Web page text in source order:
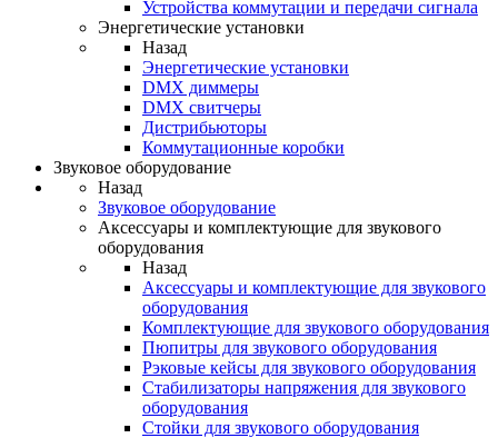
Устройства коммутации и передачи сигнала
Энергетические установки
Назад
Энергетические установки
DMX диммеры
DMX свитчеры
Дистрибьюторы
Коммутационные коробки
Звуковое оборудование
Назад
Звуковое оборудование
Аксессуары и комплектующие для звукового
оборудования
Назад
Аксессуары и комплектующие для звукового
оборудования
Комплектующие для звукового оборудования
Пюпитры для звукового оборудования
Рэковые кейсы для звукового оборудования
Стабилизаторы напряжения для звукового
оборудования
Стойки для звукового оборудования